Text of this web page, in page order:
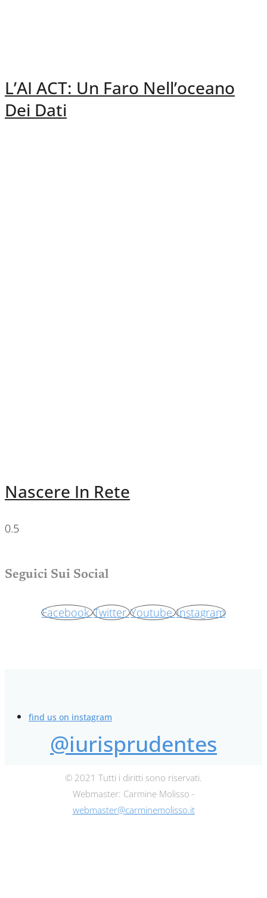
L’AI ACT: Un Faro Nell’oceano
Dei Dati
Nascere In Rete
Seguici Sui Social
Facebook Twitter Youtube Instagram
find us on instagram
@iurisprudentes
© 2021 Tutti i diritti sono riservati.
Webmaster: Carmine Molisso -
webmaster@carminemolisso.it